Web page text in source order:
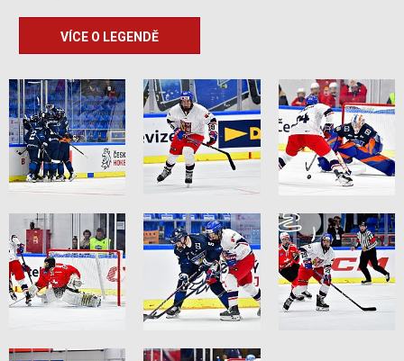
VÍCE O LEGENDĚ